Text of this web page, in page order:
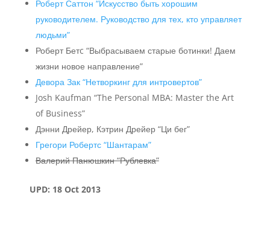
Роберт Саттон “Искусство быть хорошим
руководителем. Руководство для тех, кто управляет
людьми”
Роберт Бетc “Выбрасываем старые ботинки! Даем
жизни новое направление”
Девора Зак “Нетворкинг для интровертов”
Josh Kaufman “The Personal MBA: Master the Art
of Business”
Дэнни Дрейер, Кэтрин Дрейер “Ци бег”
Грегори Робертс “Шантарам”
Валерий Панюшкин “Рублевка”
UPD: 18 Oct 2013